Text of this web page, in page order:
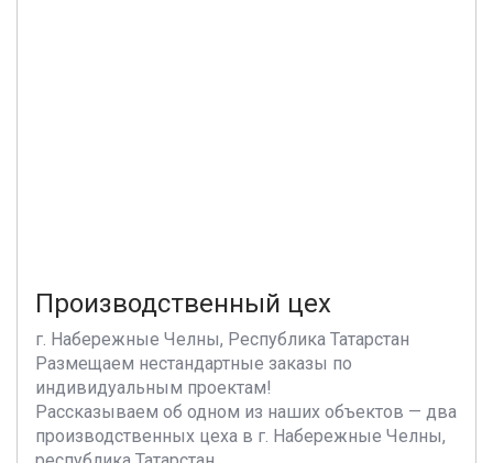
Производственный цех
г. Набережные Челны, Республика Татарстан
Размещаем нестандартные заказы по
индивидуальным проектам!
Рассказываем об одном из наших объектов — два
производственных цеха в г. Набережные Челны,